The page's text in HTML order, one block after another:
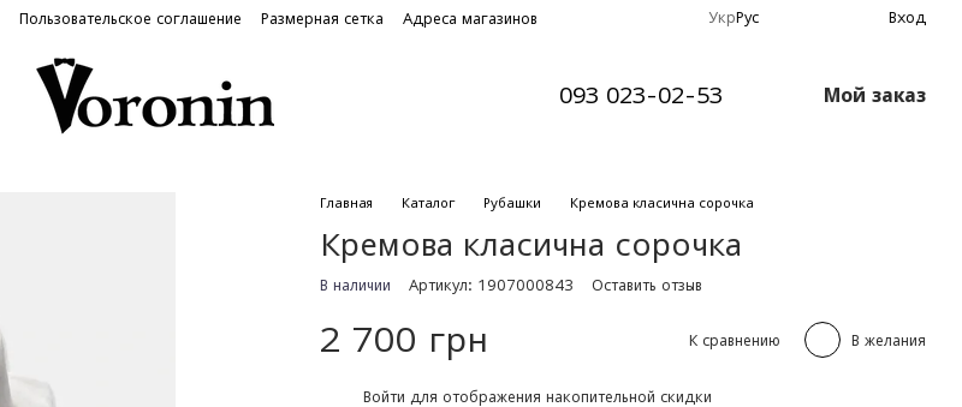
Пользовательское соглашение Размерная сетка Адреса магазинов УкрРус Вход
093 023-02-53 Мой заказ
Главная Каталог Рубашки Кремова класична сорочка
Кремова класична сорочка
В наличии Артикул: 1907000843 Оставить отзыв
2 700 грн К сравнению В желания
Войти для отображения накопительной скидки